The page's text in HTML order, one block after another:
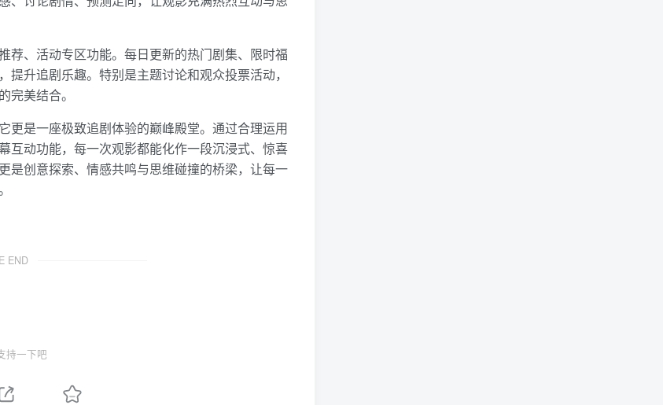
荐、活动专区功能。每日更新的热门剧集、限时福
升追剧乐趣。特别是主题讨论和观众投票活动，
完美结合。
更是一座极致追剧体验的巅峰殿堂。通过合理运用
互动功能，每一次观影都能化作一段沉浸式、惊喜
是创意探索、情感共鸣与思维碰撞的桥梁，让每一
END
持一下吧